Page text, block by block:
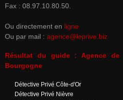
Fax : 08.97.10.80.50.
Ou directement en ligne
Ou par mail : agence@leprive.biz
Résultat du guide : Agence
Bourgogne
Détective Privé Côte-d'Or
Détective Privé Nièvre